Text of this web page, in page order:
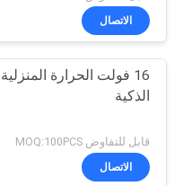
الاتصال
16 فولت الحرارة المنزلية
الذكية
قابل للتفاوض MOQ:100PCS
الاتصال